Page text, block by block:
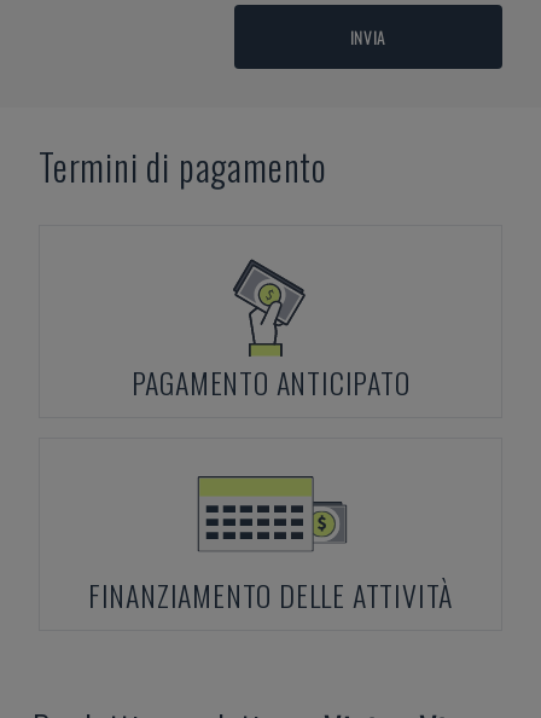
INVIA
Termini di pagamento
PAGAMENTO ANTICIPATO
FINANZIAMENTO DELLE ATTIVITÀ